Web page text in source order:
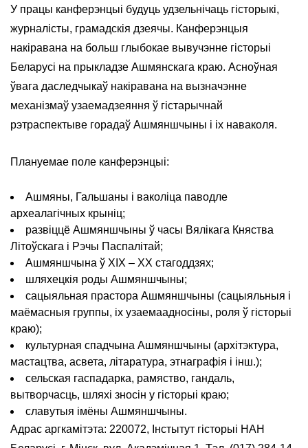
У працы канферэнцыі будуць удзельнічаць гісторыкі,
журналісты, грамадскія дзеячы. Канферэнцыя
накіравана на больш глыбокае вывучэнне гісторыі
Беларусі на прыкладзе Ашмянскага краю. Асноўная
ўвага даследчыкаў накіравана на вызначэнне
механізмаў узаемадзеяння ў гістарычнай
рэтраспектыве горадаў Ашмяншчыны і іх наваколя.
Плануемае поле канферэнцыі:
Ашмяны, Гальшаны і ваколіца паводле
археалагічных крыніц;
развіццё Ашмяншчыны ў часы Вялікага Княства
Літоўскага і Рэчы Паспалітай;
Ашмяншчына ў XIX – XX стагоддзях;
шляхецкія роды Ашмяншчыны;
сацыяльная прастора Ашмяншчыны (сацыяльныя і
маёмасныя группы, іх узаемаадносіны, роля ў гісторыі
краю);
культурная спадчына Ашмяншчыны (архітэктура,
мастацтва, асвета, літаратура, этнаграфія і інш.);
сельская гаспадарка, рамяство, гандаль,
вытворчасць, шляхі зносін у гісторыі краю;
славутыя імёны Ашмяншчыны.
Адрас аргкамітэта: 220072, Інстытут гісторыі НАН